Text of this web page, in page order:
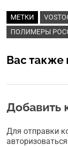
МЕТКИ
ПОЛИМЕРЫ
Вас также
Добавить
Для отправки
авторизоваться